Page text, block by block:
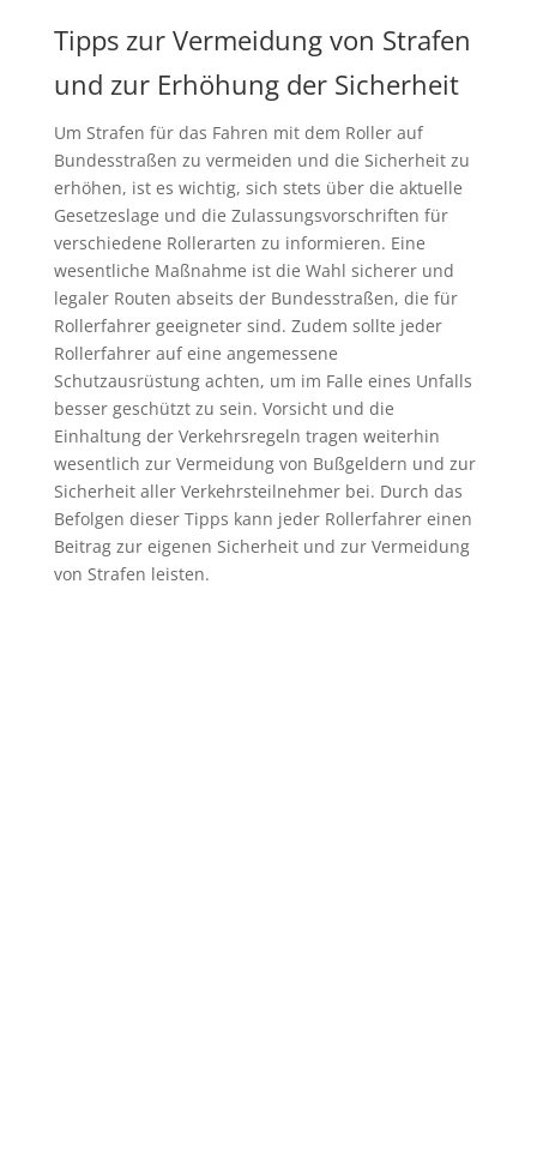
Tipps zur Vermeidung von Strafen
und zur Erhöhung der Sicherheit
Um Strafen für das Fahren mit dem Roller auf
Bundesstraßen zu vermeiden und die Sicherheit zu
erhöhen, ist es wichtig, sich stets über die aktuelle
Gesetzeslage und die Zulassungsvorschriften für
verschiedene Rollerarten zu informieren. Eine
wesentliche Maßnahme ist die Wahl sicherer und
legaler Routen abseits der Bundesstraßen, die für
Rollerfahrer geeigneter sind. Zudem sollte jeder
Rollerfahrer auf eine angemessene
Schutzausrüstung achten, um im Falle eines Unfalls
besser geschützt zu sein. Vorsicht und die
Einhaltung der Verkehrsregeln tragen weiterhin
wesentlich zur Vermeidung von Bußgeldern und zur
Sicherheit aller Verkehrsteilnehmer bei. Durch das
Befolgen dieser Tipps kann jeder Rollerfahrer einen
Beitrag zur eigenen Sicherheit und zur Vermeidung
von Strafen leisten.